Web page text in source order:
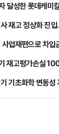
달성한 롯데케미
재고 정상화 진
업재편으로 차
재고평가손실
기초화학 변동